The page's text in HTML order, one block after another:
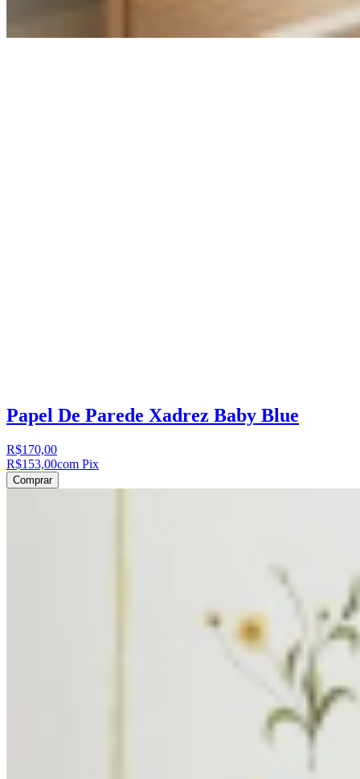
Papel De Parede Xadrez Baby Blue
R$170,00
R$153,00com Pix
Comprar